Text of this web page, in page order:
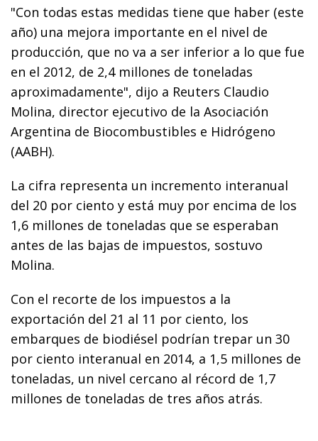
"Con todas estas medidas tiene que haber (este
año) una mejora importante en el nivel de
producción, que no va a ser inferior a lo que fue
en el 2012, de 2,4 millones de toneladas
aproximadamente", dijo a Reuters Claudio
Molina, director ejecutivo de la Asociación
Argentina de Biocombustibles e Hidrógeno
(AABH).
La cifra representa un incremento interanual
del 20 por ciento y está muy por encima de los
1,6 millones de toneladas que se esperaban
antes de las bajas de impuestos, sostuvo
Molina.
Con el recorte de los impuestos a la
exportación del 21 al 11 por ciento, los
embarques de biodiésel podrían trepar un 30
por ciento interanual en 2014, a 1,5 millones de
toneladas, un nivel cercano al récord de 1,7
millones de toneladas de tres años atrás.